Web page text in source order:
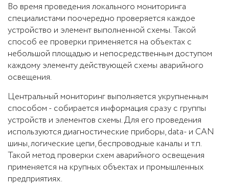
Во время проведения локального мониторинга
специалистами поочередно проверяется каждое
устройство и элемент выполненной схемы. Такой
способ ее проверки применяется на объектах с
небольшой площадью и непосредственным доступом
каждому элементу действующей схемы аварийного
освещения.
Центральный мониторинг выполняется укрупненным
способом - собирается информация сразу с группы
устройств и элементов схемы. Для его проведения
используются диагностические приборы, data- и CAN
шины, логические цепи, беспроводные каналы и т.п.
Такой метод проверки схем аварийного освещения
применяется на крупных объектах и промышленных
предприятиях.